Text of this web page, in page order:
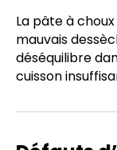
La pâte à
mauvais
déséquilibre
cuisson